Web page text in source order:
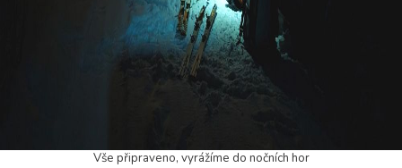
Vše připraveno, vyrážíme do nočních hor